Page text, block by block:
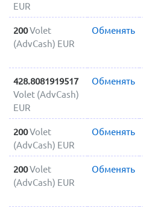
EUR
200Volet
(AdvCash) EUR
Обменять
428.8081919517
Volet (AdvCash)
EUR
Обменять
200Volet
(AdvCash) EUR
Обменять
200Volet
(AdvCash) EUR
Обменять